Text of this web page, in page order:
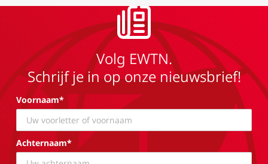
Volg EWTN.
Schrijf je in op onze nieuwsbrief!
Voornaam*
Achternaam*